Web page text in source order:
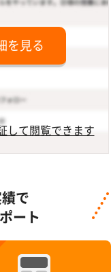
を見る
して閲覧できます
で
ート